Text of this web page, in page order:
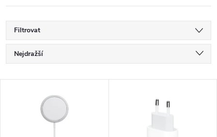
Filtrovat
Ř
a
Nejdražší
Abecedně